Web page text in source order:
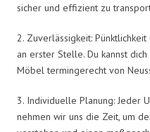
sicher und effizient zu
2. Zuverlässigkeit:
an erster Stelle. Du kannst
Möbel termingerecht von
3. Individuelle Planung: Jeder
nehmen wir uns die Zeit, um